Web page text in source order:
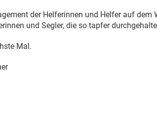
der Helferinnen und Helfer auf dem
und Segler, die so tapfer
Mal.